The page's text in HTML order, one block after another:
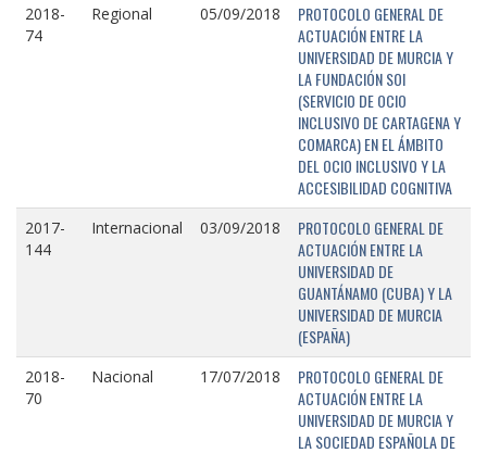
2018-
74
Regional 05/09/2018
PROTOCOLO GENERAL DE
ACTUACIÓN ENTRE LA
UNIVERSIDAD DE MURCIA Y
LA FUNDACIÓN SOI
(SERVICIO DE OCIO
INCLUSIVO DE CARTAGENA Y
COMARCA) EN EL ÁMBITO
DEL OCIO INCLUSIVO Y LA
ACCESIBILIDAD COGNITIVA
2017-
144
Internacional 03/09/2018
PROTOCOLO GENERAL DE
ACTUACIÓN ENTRE LA
UNIVERSIDAD DE
GUANTÁNAMO (CUBA) Y LA
UNIVERSIDAD DE MURCIA
(ESPAÑA)
2018-
70
Nacional 17/07/2018
PROTOCOLO GENERAL DE
ACTUACIÓN ENTRE LA
UNIVERSIDAD DE MURCIA Y
LA SOCIEDAD ESPAÑOLA DE